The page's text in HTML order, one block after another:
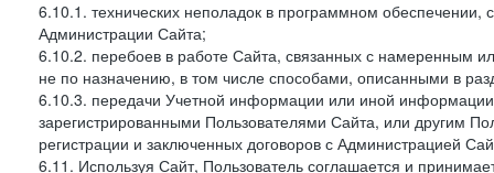
6.10.1. технических неполадок в программном
Администрации Сайта;
6.10.2. перебоев в работе Сайта, связанных с намеренным
не по назначению, в том числе способами, описанными в
6.10.3. передачи Учетной информации или иной
зарегистрированными Пользователями Сайта, или другим
регистрации и заключенных договоров с Администрацией
6.11. Используя Сайт, Пользователь соглашается и